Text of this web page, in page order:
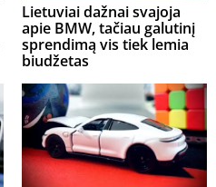
Lietuviai dažnai svajoja
apie BMW, tačiau galutinį
sprendimą vis tiek lemia
biudžetas